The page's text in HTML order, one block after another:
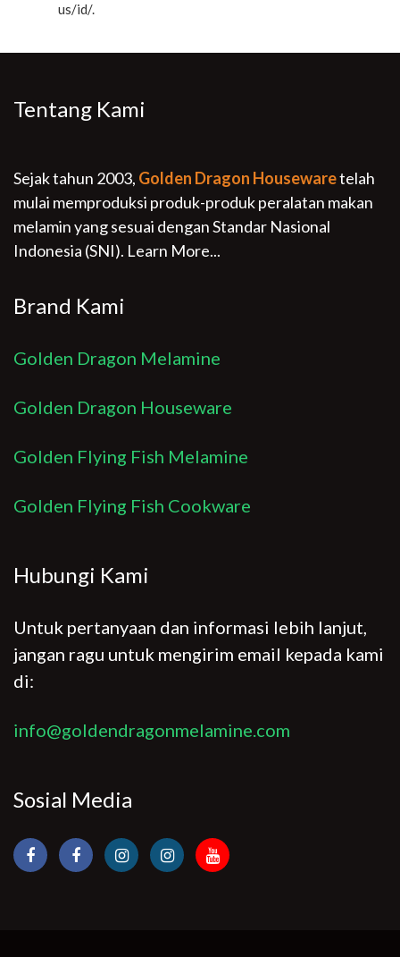
us/id/.
Tentang Kami
Sejak tahun 2003, Golden Dragon Housewaretelah
mulai memproduksi produk-produk peralatan makan
melamin yang sesuai dengan Standar Nasional
Indonesia (SNI). Learn More...
Brand Kami
Golden Dragon Melamine
Golden Dragon Houseware
Golden Flying Fish Melamine
Golden Flying Fish Cookware
Hubungi Kami
Untuk pertanyaan dan informasi lebih lanjut,
jangan ragu untuk mengirim email kepada kami
di:
info@goldendragonmelamine.com
Sosial Media